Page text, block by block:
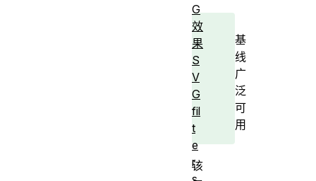
基
线
广
泛
可
用
该
G
效
果
S
V
G
fil
t
e
r